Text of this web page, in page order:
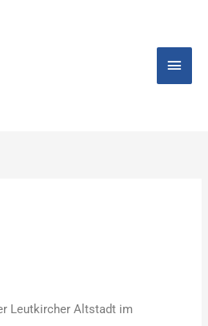
Leutkircher Altstadt im